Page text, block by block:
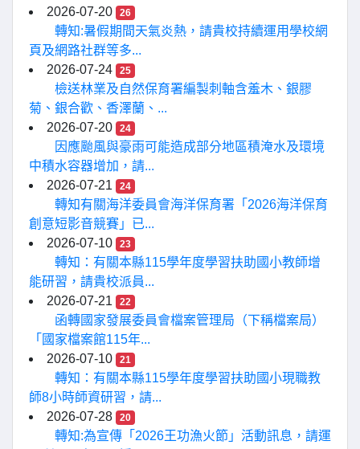
2026-07-20
26
轉知:暑假期間天氣炎熱，請貴校持續運用學校網
頁及網路社群等多...
2026-07-24
25
檢送林業及自然保育署編製刺軸含羞木、銀膠
菊、銀合歡、香澤蘭、...
2026-07-20
24
因應颱風與豪雨可能造成部分地區積淹水及環境
中積水容器增加，請...
2026-07-21
24
轉知有關海洋委員會海洋保育署「2026海洋保育
創意短影音競賽」已...
2026-07-10
23
轉知：有關本縣115學年度學習扶助國小教師增
能研習，請貴校派員...
2026-07-21
22
函轉國家發展委員會檔案管理局（下稱檔案局）
「國家檔案館115年...
2026-07-10
21
轉知：有關本縣115學年度學習扶助國小現職教
師8小時師資研習，請...
2026-07-28
20
轉知:為宣傳「2026王功漁火節」活動訊息，請運